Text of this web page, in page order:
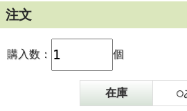
認められたのが「瑞穂黄金」です。
天候による影響で収穫作業が予定よ
入荷次第、すぐに発送の準備をいた
あらかじめご了承ください。
注文
購入数： 個
在庫 ○